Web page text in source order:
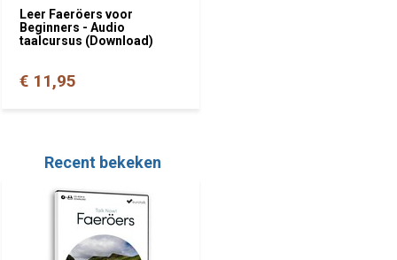
Leer Faeröers voor
Beginners - Audio
taalcursus (Download)
€ 11,95
Recent bekeken